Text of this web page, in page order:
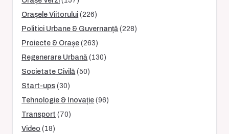
Orașele Viitorului (226)
Politici Urbane & Guvernanță (228)
Proiecte & Orașe (263)
Regenerare Urbană (130)
Societate Civilă (50)
Start-ups (30)
Tehnologie & Inovație (96)
Transport (70)
Video (18)